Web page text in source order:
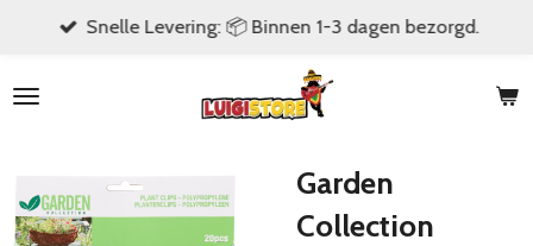
naar
Snelle Levering: 📦 Binnen 1-3 dagen bezorgd.
Garden
Collection